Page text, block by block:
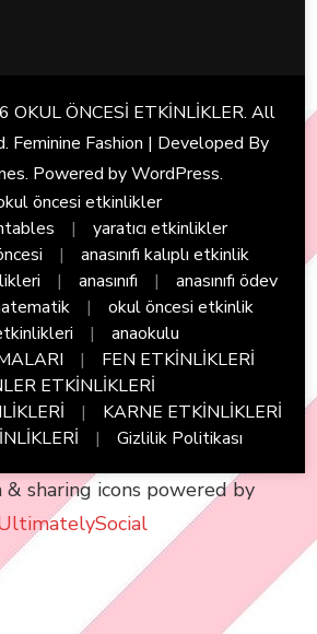
OKUL ÖNCESİ ETKİNLİKLER. All
Feminine Fashion | Developed By
. Powered byWordPress.
öncesi etkinlikler
yaratıcı etkinlikler
anasınıfı kalıplı etkinlik
anasınıfı
anasınıfı ödev
okul öncesi etkinlik
anaokulu
FEN ETKİNLİKLERİ
ETKİNLİKLERİ
KARNE ETKİNLİKLERİ
Gizlilik Politikası
& sharing icons powered by